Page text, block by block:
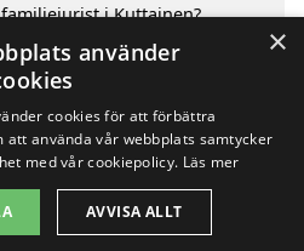
i Kuttainen?
i Kuttainen
i de omgivande
- Pilanto Aps
Webbplatskarta Villkor
×
använder
cookies för att förbättra
att använda vår webbplats samtycker
med vår cookiepolicy. Läs mer
AVVISA ALLT